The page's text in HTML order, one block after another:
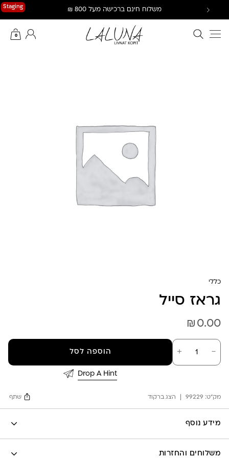
Staging משלוח חינם ברכישה מעל 800 ₪
חיפוש באתר
0
החשבון שלי
כללי
גראז סייל
₪ 0.00
－
כמות
של
גראז
＋ הוספה לסל
Drop A Hint
מק"ט: 99229 הצג ברקוד שתף
מידע נוסף
משלוחים והחזרות